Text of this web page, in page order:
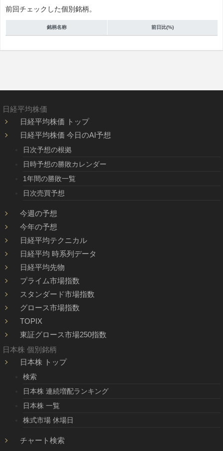
前回チェックした個別銘柄。
銘柄名称 前日比(%)
日経平均株価
日経平均株価 トップ
日経平均株価 今日のAI予想
日次予想の根拠
日時予想の勝敗カレンダー
1年間の勝敗一覧
日次売買予想
今週の予想
今年の予想
日経平均テクニカル
日経平均 時系列データ
日経平均先物
プライム市場指数
スタンダード市場指数
グロース市場指数
TOPIX
東証グロース市場250指数
日本株 個別銘柄
日本株 トップ
検索
日本株 連続増配ランキング
日本株 一覧
株式市場 休場日
チャート検索